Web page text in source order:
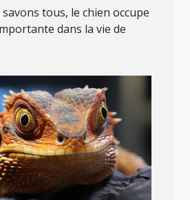
tous, le chien occupe
dans la vie de